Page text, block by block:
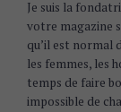
Je suis la
votre magazine
qu’il est normal
les femmes, les
temps de faire
impossible de